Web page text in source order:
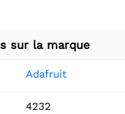
sur la marque
Adafruit
4232